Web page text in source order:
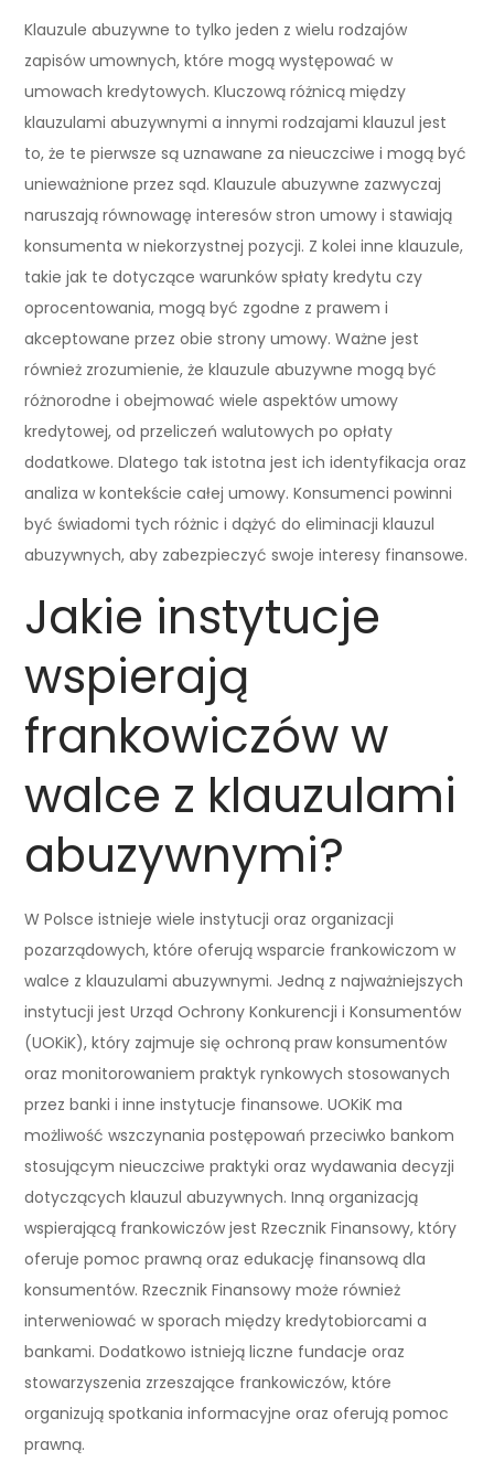
Klauzule abuzywne to tylko jeden z wielu rodzajów
zapisów umownych, które mogą występować w
umowach kredytowych. Kluczową różnicą między
klauzulami abuzywnymi a innymi rodzajami klauzul jest
to, że te pierwsze są uznawane za nieuczciwe i mogą być
unieważnione przez sąd. Klauzule abuzywne zazwyczaj
naruszają równowagę interesów stron umowy i stawiają
konsumenta w niekorzystnej pozycji. Z kolei inne klauzule,
takie jak te dotyczące warunków spłaty kredytu czy
oprocentowania, mogą być zgodne z prawem i
akceptowane przez obie strony umowy. Ważne jest
również zrozumienie, że klauzule abuzywne mogą być
różnorodne i obejmować wiele aspektów umowy
kredytowej, od przeliczeń walutowych po opłaty
dodatkowe. Dlatego tak istotna jest ich identyfikacja oraz
analiza w kontekście całej umowy. Konsumenci powinni
być świadomi tych różnic i dążyć do eliminacji klauzul
abuzywnych, aby zabezpieczyć swoje interesy finansowe.
Jakie instytucje
wspierają
frankowiczów w
walce z klauzulami
abuzywnymi?
W Polsce istnieje wiele instytucji oraz organizacji
pozarządowych, które oferują wsparcie frankowiczom w
walce z klauzulami abuzywnymi. Jedną z najważniejszych
instytucji jest Urząd Ochrony Konkurencji i Konsumentów
(UOKiK), który zajmuje się ochroną praw konsumentów
oraz monitorowaniem praktyk rynkowych stosowanych
przez banki i inne instytucje finansowe. UOKiK ma
możliwość wszczynania postępowań przeciwko bankom
stosującym nieuczciwe praktyki oraz wydawania decyzji
dotyczących klauzul abuzywnych. Inną organizacją
wspierającą frankowiczów jest Rzecznik Finansowy, który
oferuje pomoc prawną oraz edukację finansową dla
konsumentów. Rzecznik Finansowy może również
interweniować w sporach między kredytobiorcami a
bankami. Dodatkowo istnieją liczne fundacje oraz
stowarzyszenia zrzeszające frankowiczów, które
organizują spotkania informacyjne oraz oferują pomoc
prawną.